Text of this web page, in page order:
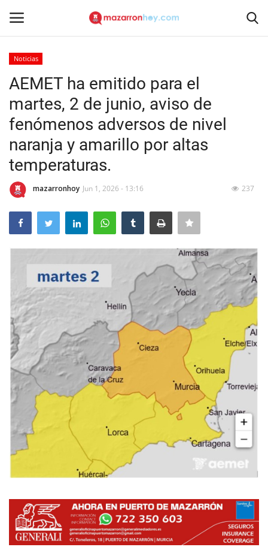
Inicio
Noticias
Mazarrón Hoy
Entrevistas
Empresas
Mapa de Mazarrón
Vídeos
Galerías
Contacto
Empresas
Noticias
AEMET ha emitido para el
martes, 2 de junio, aviso de
fenómenos adversos de nivel
naranja y amarillo por altas
temperaturas.
mazarronhoy Jun 1, 2026 - 13:16 237